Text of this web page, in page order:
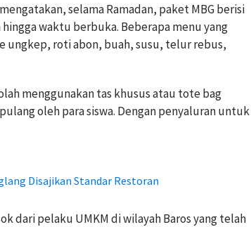
selama Ramadan, paket MBG berisi
waktu berbuka. Beberapa menu yang
ungkep, roti abon, buah, susu, telur rebus,
menggunakan tas khusus atau tote bag
oleh para siswa. Dengan penyaluran untuk
Disajikan Standar Restoran
dari pelaku UMKM di wilayah Baros yang telah